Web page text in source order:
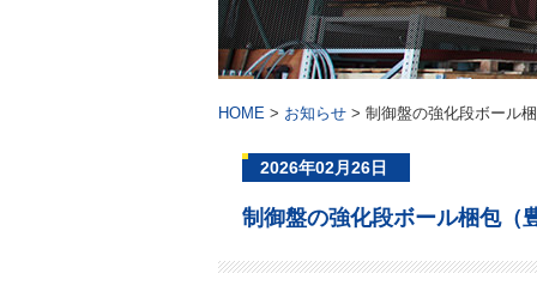
HOME > お知らせ > 制御盤の強化段ボール
2026年02月26日
制御盤の強化段ボール梱包（